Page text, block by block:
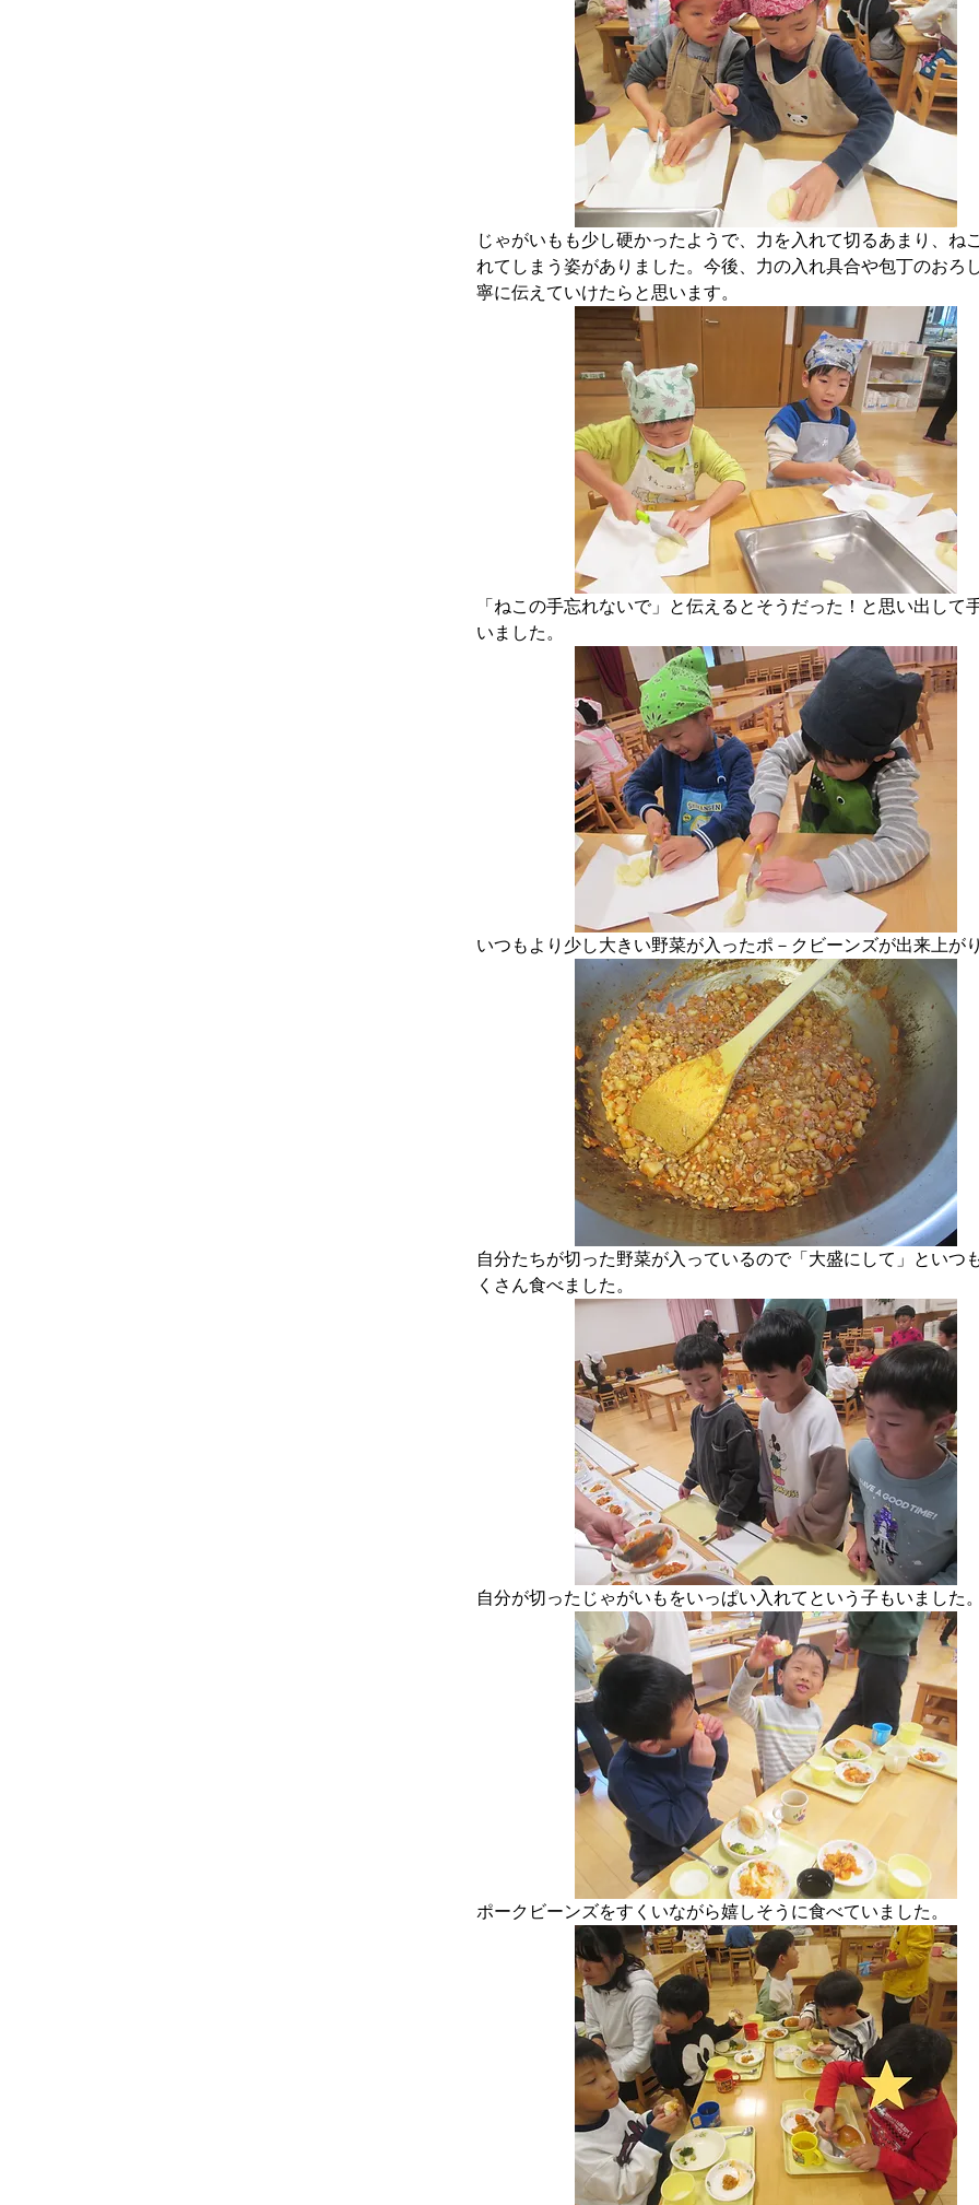
じゃがいもも少し硬かったようで、力を入れて切るあまり、ね
れてしまう姿がありました。今後、力の入れ具合や包丁のおろ
寧に伝えていけたらと思います。
「ねこの手忘れないで」と伝えるとそうだった！と思い出して
いました。
いつもより少し大きい野菜が入ったポ－クビーンズが出来上が
自分たちが切った野菜が入っているので「大盛にして」といつ
くさん食べました。
自分が切ったじゃがいもをいっぱい入れてという子もいました。
ポークビーンズをすくいながら嬉しそうに食べていました。